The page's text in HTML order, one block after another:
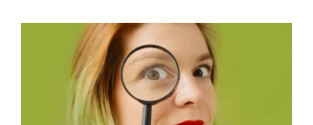
múltiples
variantes.
Las
opciones
se
pueden
elegir